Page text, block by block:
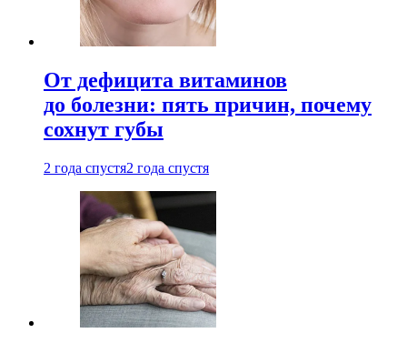
От дефицита витаминов
до болезни: пять причин, почему
сохнут губы
2 года спустя2 года спустя